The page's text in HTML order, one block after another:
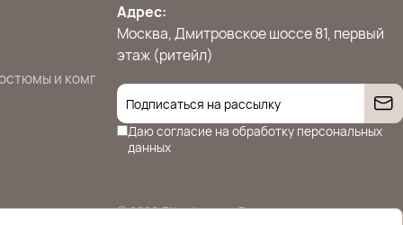
и комплекты
Адрес:
Москва, Дмитровское шоссе 81, первый
этаж (ритейл)
Даю согласие на обработку персональных
данных
© 2026 Ettoplus.ru — Все права защищены.